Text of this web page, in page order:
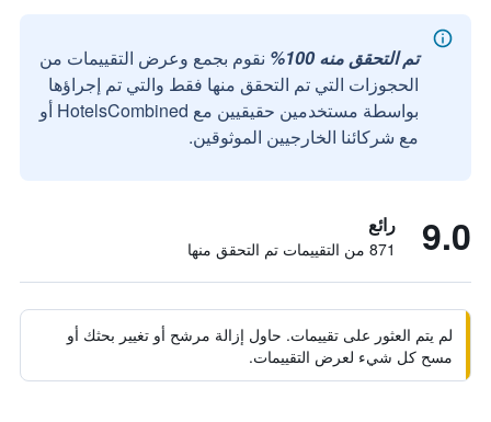
تم التحقق منه 100%
نقوم بجمع وعرض التقييمات من
الحجوزات التي تم التحقق منها فقط والتي تم إجراؤها
بواسطة مستخدمين حقيقيين مع HotelsCombined أو
مع شركائنا الخارجيين الموثوقين.
9.0 رائع
871 من التقييمات تم التحقق منها
لم يتم العثور على تقييمات. حاول إزالة مرشح أو تغيير بحثك أو
مسح كل شيء لعرض التقييمات.